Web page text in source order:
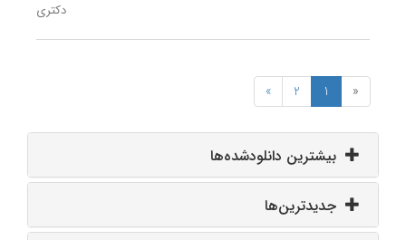
دکتری
«
1
2
»
بیشترین دانلودشده‌ها
جدیدترین‌ها